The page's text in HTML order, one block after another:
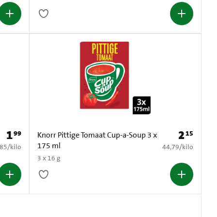
Prijs: € 1,99
199
per kilo
/kilo
Knorr Pittige Tomaat Cup-a-Soup 3 x
175 ml
3 x 16 g
Prijs: € 2,15
215
€ 44,79 per kilo
44,79/kilo